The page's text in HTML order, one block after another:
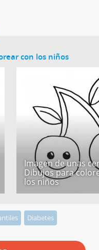
con los niños
Imagen de unas
Dibujos para
los niños
Diabetes